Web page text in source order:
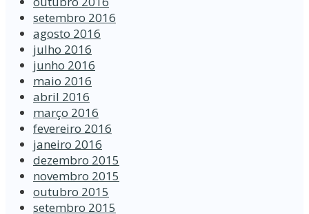
setembro 2016
agosto 2016
julho 2016
junho 2016
maio 2016
abril 2016
março 2016
fevereiro 2016
janeiro 2016
dezembro 2015
novembro 2015
outubro 2015
setembro 2015